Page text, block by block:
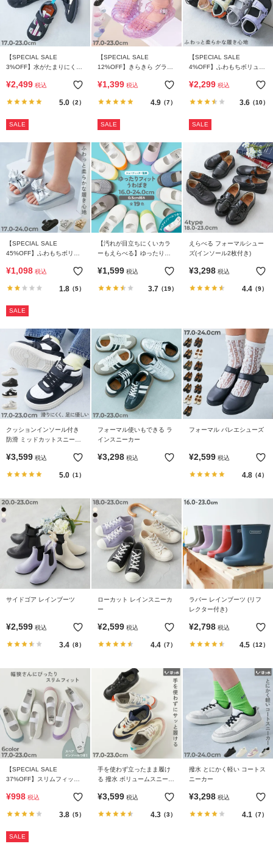
作
探
す
集
か
す
子
ど
服
コ
ム
イ
ル
プ
デ
ビ
ロ
ッ
ク
に
買
い
物
イ
よ
あ
質
問
FOLLOW
【SPECIAL SALE
3%OFF】水がたまりにくい
ル
¥2,499 税込
5.0（2）
SALE
【SPECIAL SALE
12%OFF】きらきら グラデ
¥1,399 税込
4.9（7）
SALE
【SPECIAL SALE
4%OFF】ふわもちボリュー
¥2,299 税込
3.6（10）
SALE
【SPECIAL SALE
45%OFF】ふわもちボリュ
¥1,098 税込
1.8（5）
SALE
【汚れが目立ちにくいカラ
ーもえらべる】ゆったりフ
ソール2枚付き
¥1,599 税込
3.7（19）
えらべる フォーマルシュー
ズ(インソール2枚付き)
¥3,298 税込
4.4（9）
クッションインソール付き
防滑 ミッドカットスニーカ
¥3,599 税込
5.0（1）
フォーマル使いもできる ラ
インスニーカー
¥3,298 税込
フォーマル バレエシューズ
¥2,599 税込
4.8（4）
サイドゴア レインブーツ
¥2,599 税込
3.4（8）
ローカット レインスニーカ
ー
¥2,599 税込
4.4（7）
ラバー レインブーツ (リフ
レクター付き)
¥2,798 税込
4.5（12）
【SPECIAL SALE
37%OFF】スリムフィット
付き
¥998 税込
3.8（5）
SALE
手を使わず立ったまま履け
る 撥水 ボリュームスニーカ
¥3,599 税込
4.3（3）
撥水 とにかく軽い コートス
ニーカー
¥3,298 税込
4.1 （7）